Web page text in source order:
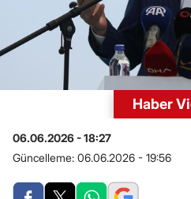
Haber
06.06.2026 - 18:27
Güncelleme: 06.06.2026 - 19:56